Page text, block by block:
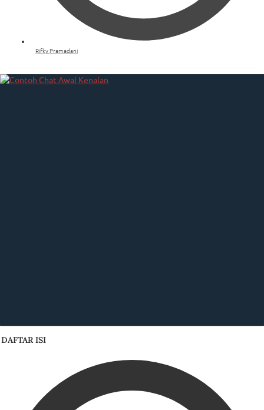
Rifky Pramadani
DAFTAR ISI